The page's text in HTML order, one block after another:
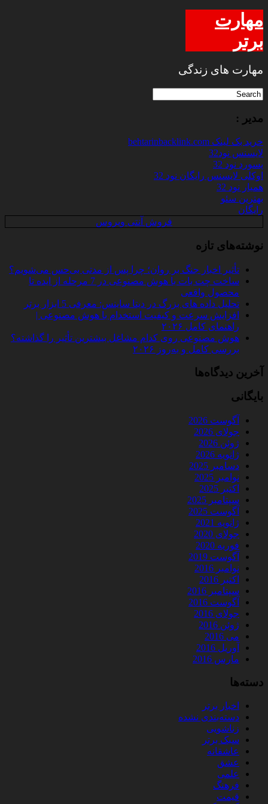
مهارت
برتر
مهارت های زندگی
مدیر :
خرید بک لینک behtarinbacklink.com
لایسنس نود32
پسورد نود 32
اوکلی لایسنس رایگان نود 32
همیار نود 32
بهترین سئو
رایگان
فروش آنتی ویروس
نوشته‌های تازه
تأثیر اخبار جنگ بر روان؛ چرا پس از مدتی بی‌حس می‌شویم؟
ساخت چت‌ بات با هوش مصنوعی در 7 مرحله از ایده تا
محصول واقعی
تحلیل داده‌ های بزرگ در دیتا ساینس: معرفی 5 ابزار برتر
افزایش سرعت و کیفیت استخدام با هوش مصنوعی |
راهنمای کامل ۲۰۲۶
هوش مصنوعی روی کدام مشاغل بیشترین تأثیر را گذاشته؟
بررسی کامل و به‌روز ۲۰۲۶
آخرین دیدگاه‌ها
بایگانی
آگوست 2026
جولای 2026
ژوئن 2026
ژانویه 2026
دسامبر 2025
نوامبر 2025
اکتبر 2025
سپتامبر 2025
آگوست 2025
ژانویه 2021
جولای 2020
فوریه 2020
آگوست 2019
نوامبر 2016
اکتبر 2016
سپتامبر 2016
آگوست 2016
جولای 2016
ژوئن 2016
می 2016
آوریل 2016
مارس 2016
دسته‌ها
اخبار برتر
دسته‌بندی نشده
زناشویی
سبک برتر
عاشقانه
عشق
علمی
فرهنگ
قیمت